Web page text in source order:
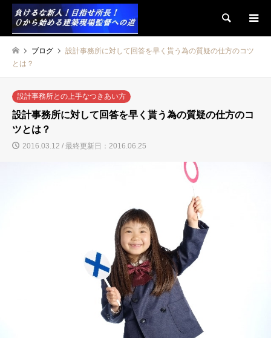
検索
ブログ
設計事務所に対して回答を早く貰う為の質疑の仕方のコツ
とは？
設計事務所との上手なつきあい方
設計事務所に対して回答を早く貰う為の質疑の仕方のコ
ツとは？
2016.03.12 / 最終更新日：2016.06.25